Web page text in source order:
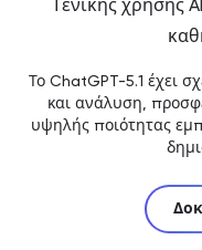
Γενικής χρήσης
Το ChatGPT-5.1 έχει
και ανάλυση,
υψηλής ποιότητας